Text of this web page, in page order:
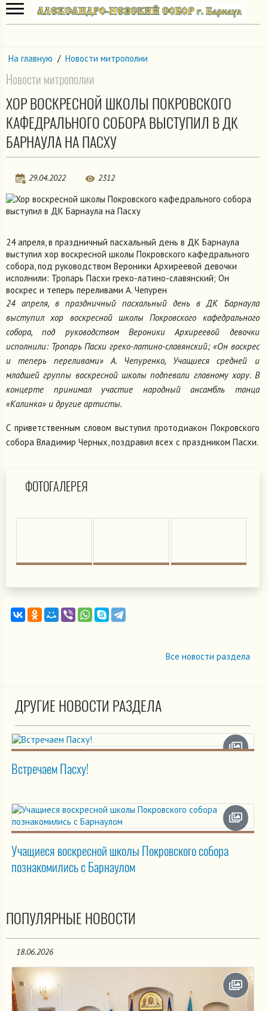
На главную / Новости митрополии
Новости митрополии
ХОР ВОСКРЕСНОЙ ШКОЛЫ ПОКРОВСКОГО
КАФЕДРАЛЬНОГО СОБОРА ВЫСТУПИЛ В ДК
БАРНАУЛА НА ПАСХУ
29.04.2022 2312
24 апреля, в праздничный пасхальный день в ДК Барнаула
выступил хор воскресной школы Покровского кафедрального
собора, под руководством Вероники Архиреевой девочки
исполнили: Тропарь Пасхи греко-латино-славянский; Он
воскрес и теперь переливами А. Чепурен
24 апреля, в праздничный пасхальный день в ДК Барнаула
выступил хор воскресной школы Покровского кафедрального
собора, под руководством Вероники Архиреевой девочки
исполнили: Тропарь Пасхи греко-латино-славянский; «Он воскрес
и теперь переливами» А. Чепуренко, Учащиеся средней и
младшей группы воскресной школы подпевали главному хору. В
концерте принимал участие народный ансамбль танца
«Калинка» и другие артисты.
С приветственным словом выступил протодиакон Покровского
собора Владимир Черных, поздравил всех с праздником Пасхи.
ФОТОГАЛЕРЕЯ
Все новости раздела
ДРУГИЕ НОВОСТИ РАЗДЕЛА
Встречаем Пасху!
Учащиеся воскресной школы Покровского собора
познакомились с Барнаулом
ПОПУЛЯРНЫЕ НОВОСТИ
18.06.2026